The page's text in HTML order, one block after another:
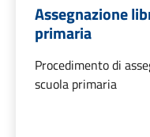
Assegnazione
primaria
Procedimento di
scuola primaria